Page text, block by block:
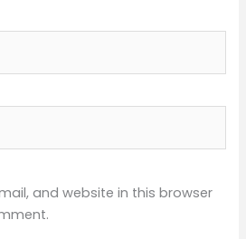
and website in this browser